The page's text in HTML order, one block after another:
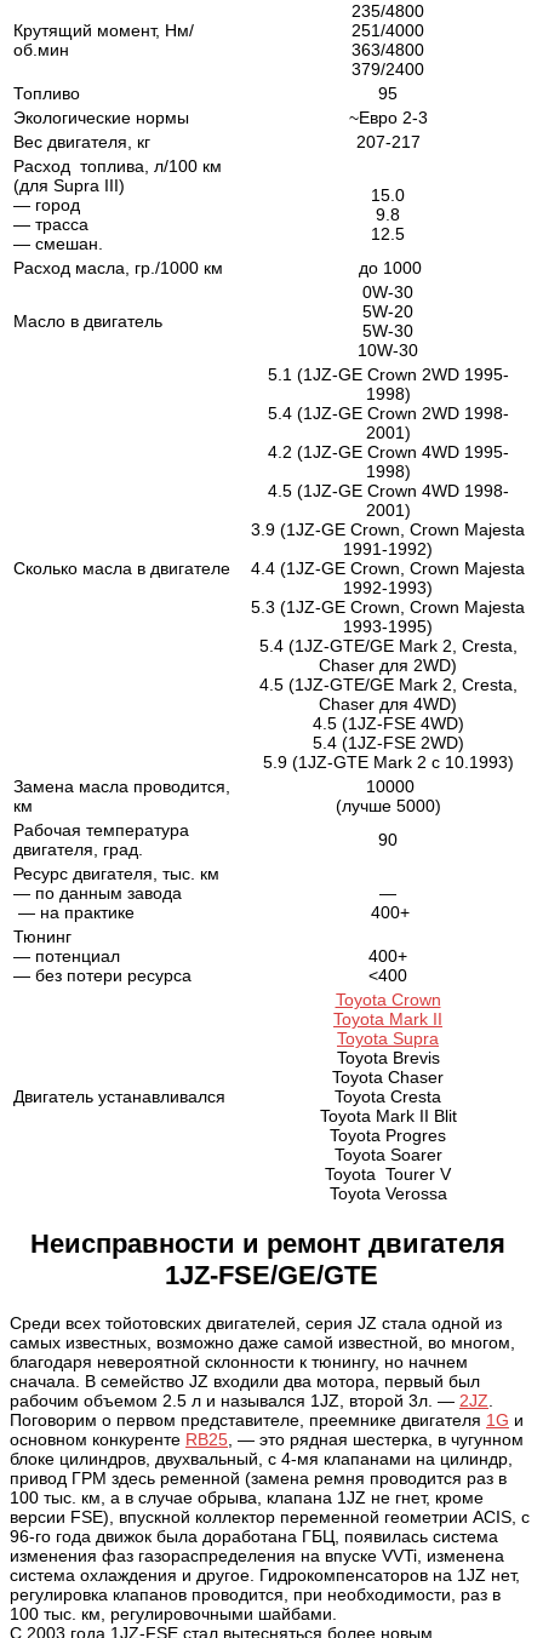
Крутящий момент, Нм/
об.мин
235/4800
251/4000
363/4800
379/2400
Топливо
95
Экологические нормы
~Евро 2-3
Вес двигателя, кг
207-217
Расход топлива, л/100 км
(для Supra III)
— город
— трасса
— смешан.
15.0
9.8
12.5
Расход масла, гр./1000 км
до 1000
Масло в двигатель
0W-30
5W-20
5W-30
10W-30
Сколько масла в двигателе
5.1 (1JZ-GE Crown 2WD 1995-
1998)
5.4 (1JZ-GE Crown 2WD 1998-
2001)
4.2 (1JZ-GE Crown 4WD 1995-
1998)
4.5 (1JZ-GE Crown 4WD 1998-
2001)
3.9 (1JZ-GE Crown, Crown Majesta
1991-1992)
4.4 (1JZ-GE Crown, Crown Majesta
1992-1993)
5.3 (1JZ-GE Crown, Crown Majesta
1993-1995)
5.4 (1JZ-GTE/GE Mark 2, Cresta,
Chaser для 2WD)
4.5 (1JZ-GTE/GE Mark 2, Cresta,
Chaser для 4WD)
4.5 (1JZ-FSE 4WD)
5.4 (1JZ-FSE 2WD)
5.9 (1JZ-GTE Mark 2 c 10.1993)
Замена масла проводится,
км
10000
(лучше 5000)
Рабочая температура
двигателя, град.
90
Ресурс двигателя, тыс. км
— по данным завода
— на практике
—
400+
Тюнинг
— потенциал
— без потери ресурса
400+
<400
Двигатель устанавливался
Toyota Crown
Toyota Mark II
Toyota Supra
Toyota Brevis
Toyota Chaser
Toyota Cresta
Toyota Mark II Blit
Toyota Progres
Toyota Soarer
Toyota Tourer V
Toyota Verossa
Неисправности и ремонт двигателя
1JZ-FSE/GE/GTE
Среди всех тойотовских двигателей, серия JZ стала одной из
самых известных, возможно даже самой известной, во многом,
благодаря невероятной склонности к тюнингу, но начнем
сначала. В семейство JZ входили два мотора, первый был
рабочим объемом 2.5 л и назывался 1JZ, второй 3л. — 2JZ
Поговорим о первом представителе, преемнике двигателя 1G и
основном конкуренте RB25 , — это рядная шестерка, в чугунном
блоке цилиндров, двухвальный, с 4-мя клапанами на цилиндр,
привод ГРМ здесь ременной (замена ремня проводится раз в
100 тыс. км, а в случае обрыва, клапана 1JZ не гнет, кроме
версии FSE), впускной коллектор переменной геометрии ACIS, c
96-го года движок была доработана ГБЦ, появилась система
изменения фаз газораспределения на впуске VVTi, изменена
система охлаждения и другое. Гидрокомпенсаторов на 1JZ нет,
регулировка клапанов проводится, при необходимости, раз в
100 тыс. км, регулировочными шайбами.
С 2003 года 1JZ-FSE стал вытесняться более новым